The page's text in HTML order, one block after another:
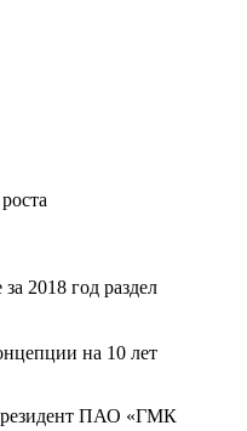
2018 год раздел
на 10 лет
ПАО «ГМК